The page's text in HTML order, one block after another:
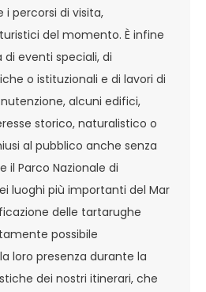
i percorsi di visita,
del momento. È infine
eventi speciali, di
o istituzionali e di lavori di
alcuni edifici,
storico, naturalistico o
al pubblico anche senza
il Parco Nazionale di
luoghi più importanti del Mar
delle tartarughe
possibile
loro presenza durante la
dei nostri itinerari, che